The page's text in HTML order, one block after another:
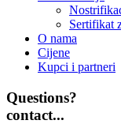
Sertifikat
O nama
Cijene
Kupci i partneri
Questions?
contact...